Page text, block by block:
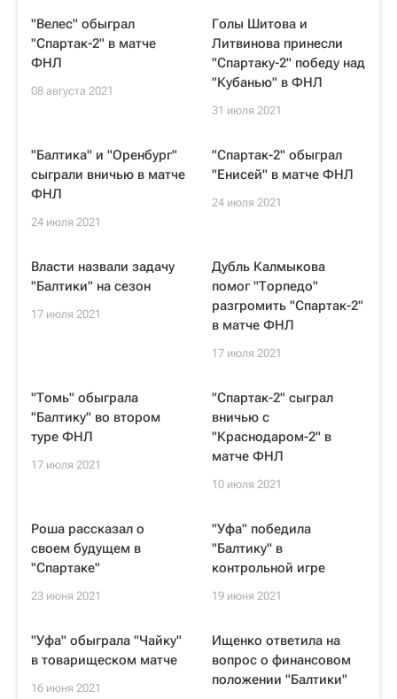
"Велес" обыграл
"Спартак-2" в матче
ФНЛ
08 августа 2021
Голы Шитова и
Литвинова принесли
"Спартаку-2" победу над
"Кубанью" в ФНЛ
31 июля 2021
"Балтика" и "Оренбург"
сыграли вничью в матче
ФНЛ
24 июля 2021
"Спартак-2" обыграл
"Енисей" в матче ФНЛ
24 июля 2021
Власти назвали задачу
"Балтики" на сезон
17 июля 2021
Дубль Калмыкова
помог "Торпедо"
разгромить "Спартак-2"
в матче ФНЛ
17 июля 2021
"Томь" обыграла
"Балтику" во втором
туре ФНЛ
17 июля 2021
"Спартак-2" сыграл
вничью с
"Краснодаром-2" в
матче ФНЛ
10 июля 2021
Роша рассказал о
своем будущем в
"Спартаке"
23 июня 2021
"Уфа" победила
"Балтику" в
контрольной игре
19 июня 2021
"Уфа" обыграла "Чайку"
в товарищеском матче
16 июня 2021
Ищенко ответила на
вопрос о финансовом
положении "Балтики"